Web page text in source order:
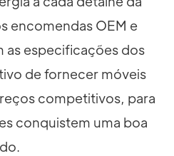
encomendas OEM e
as especificações dos
de fornecer móveis
competitivos, para
conquistem uma boa